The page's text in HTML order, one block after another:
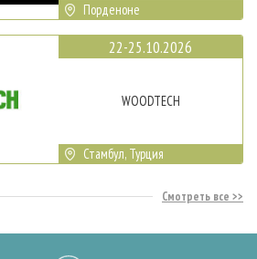
Порденоне
22-25.10.2026
WOODTECH
Стамбул, Турция
Смотреть все